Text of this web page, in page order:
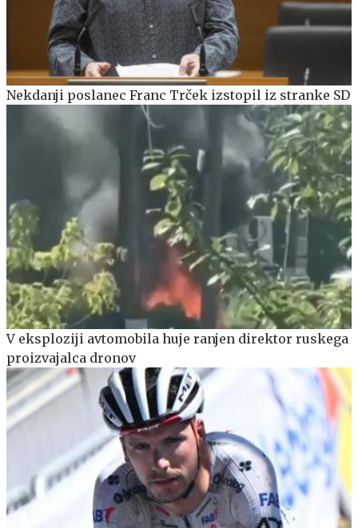
Nekdanji poslanec Franc Trček izstopil iz stranke SD
V eksploziji avtomobila huje ranjen direktor ruskega
proizvajalca dronov